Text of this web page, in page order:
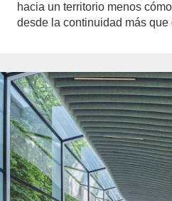
hacia un territorio menos
desde la continuidad más